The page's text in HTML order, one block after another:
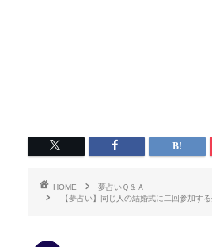
HOME
夢占いＱ＆Ａ
【夢占い】同じ人の結婚式に二回参加す